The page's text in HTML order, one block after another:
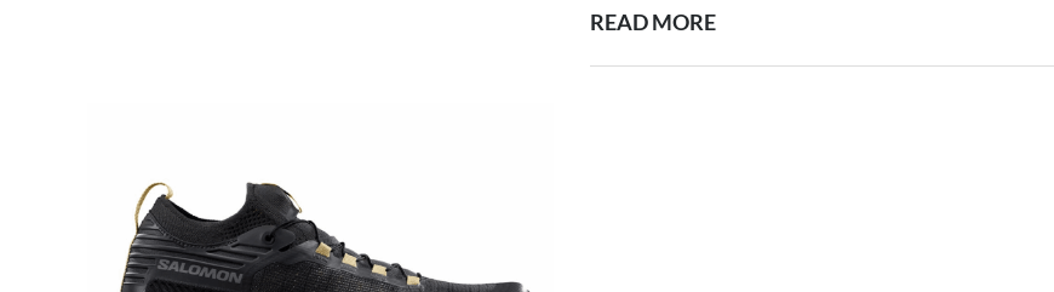
READ MOREONTDEK